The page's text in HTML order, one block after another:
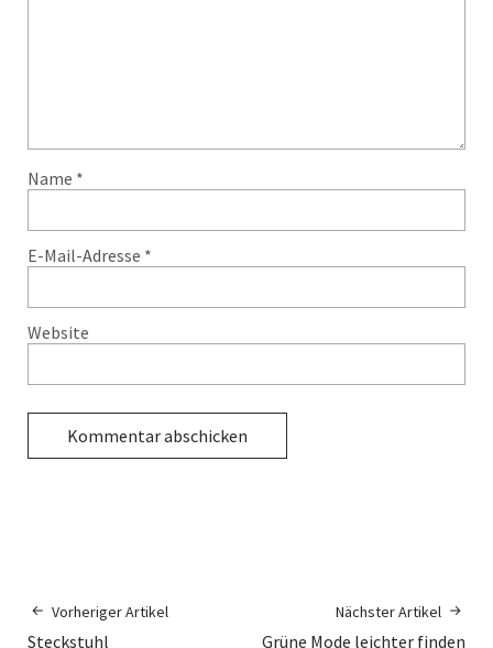
Name *
E-Mail-Adresse *
Website
Vorheriger Artikel
Steckstuhl
Nächster Artikel
Grüne Mode leichter finden